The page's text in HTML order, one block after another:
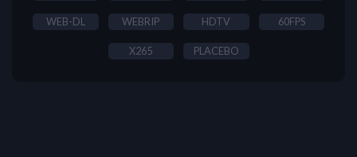
WEB-DL WEBRIP HDTV 60FPS
X265 PLACEBO